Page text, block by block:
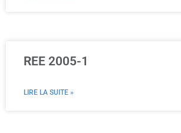
REE 2005-1
LIRE LA SUITE »